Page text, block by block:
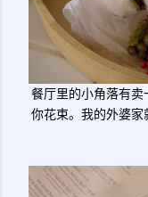
餐厅里的小角落有
你花束。我的外婆